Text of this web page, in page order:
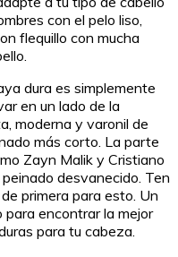
con el pelo liso,
flequillo con mucha
dura es simplemente
en un lado de la
moderna y varonil de
más corto. La parte
Zayn Malik y Cristiano
desvanecido. Ten
primera para esto. Un
para encontrar la mejor
para tu cabeza.